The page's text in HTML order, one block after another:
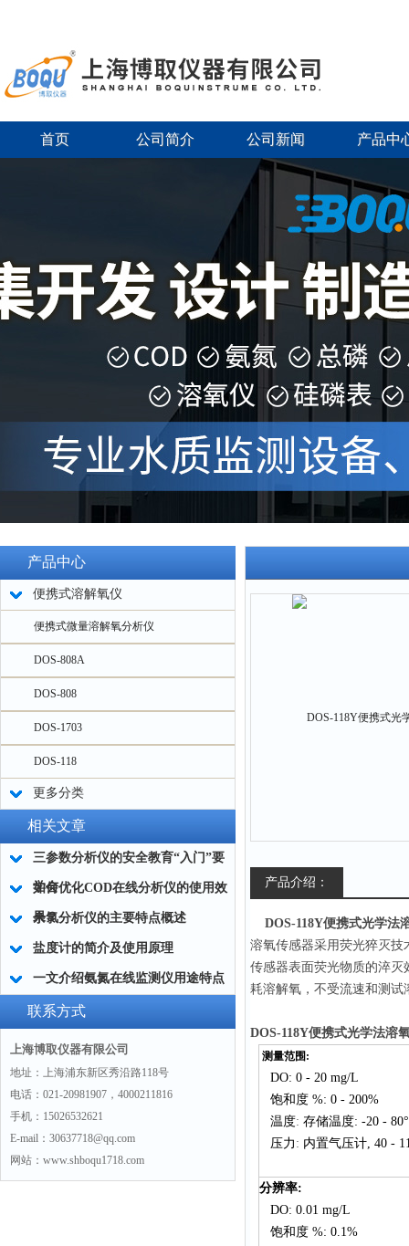
首页 公司简介 公司新闻 产品中
产品中心
便携式溶解氧仪
便携式微量溶解氧分析仪
DOS-808A
DOS-808
DOS-1703
DOS-118
更多分类
相关文章
三参数分析仪的安全教育“入门”要
学会
如何优化COD在线分析仪的使用效
果？
余氯分析仪的主要特点概述
盐度计的简介及使用原理
一文介绍氨氮在线监测仪用途特点
联系方式
上海博取仪器有限公司
地址：上海浦东新区秀沿路118号
电话：021-20981907，4000211816
手机：15026532621
E-mail：30637718@qq.com
网站：www.shboqu1718.com
产品介绍：
DOS-118Y便携式光学法
溶氧传感器采用荧光猝灭
传感器表面荧光物质的淬
耗溶解氧，不受流速和测
DOS-118Y便携式光学法溶
测量范围 :
DO: 0 - 20 mg/L
饱和度 %: 0 - 200%
温度: 存储温度: -20 -
压力 : 内置气压计, 40 -
分辨率:
DO: 0.01 mg/L
饱和度 %: 0.1%